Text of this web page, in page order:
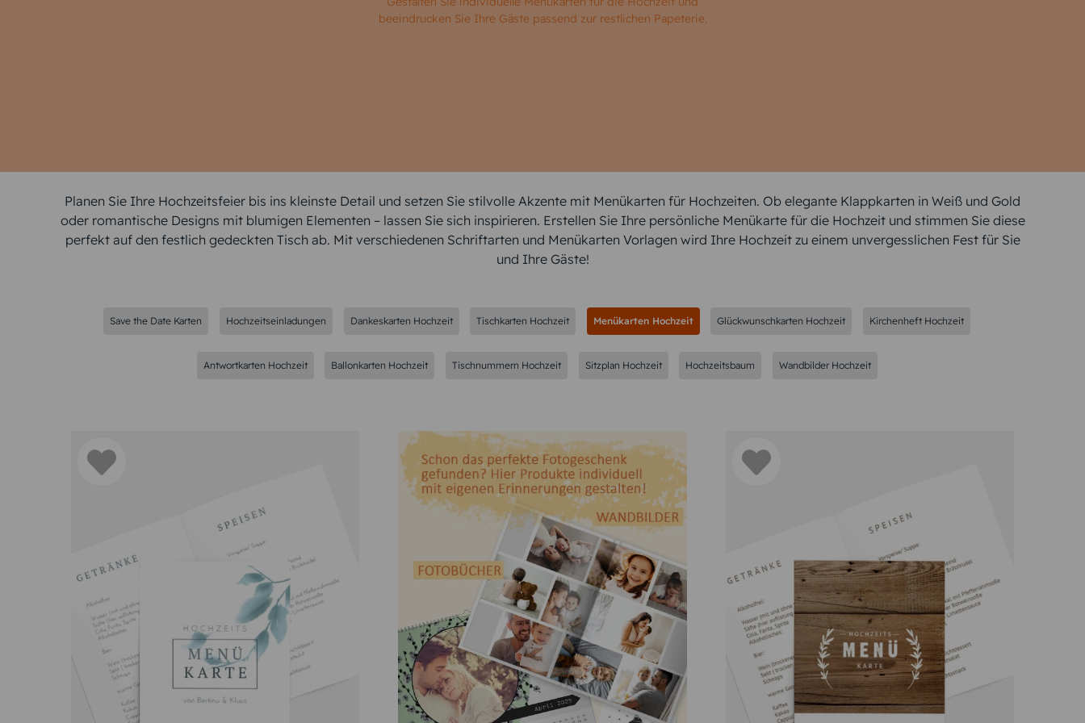
beeindrucken Sie Ihre Gäste passend zur restlichen Papeterie.
Planen Sie Ihre Hochzeitsfeier bis ins kleinste Detail und setzen Sie stilvolle Akzente mit Menükarten für Hochzeiten. Ob elegante Klappkarten in Weiß und Gold
oder romantische Designs mit blumigen Elementen – lassen Sie sich inspirieren. Erstellen Sie Ihre persönliche Menükarte für die Hochzeit und stimmen Sie diese
perfekt auf den festlich gedeckten Tisch ab. Mit verschiedenen Schriftarten und Menükarten Vorlagen wird Ihre Hochzeit zu einem unvergesslichen Fest für Sie
und Ihre Gäste!
Save the Date Karten Hochzeitseinladungen Dankeskarten Hochzeit Tischkarten Hochzeit Menükarten Hochzeit Glückwunschkarten Hochzeit Kirchenheft Hochzeit
Antwortkarten Hochzeit Ballonkarten Hochzeit Tischnummern Hochzeit Sitzplan Hochzeit Hochzeitsbaum Wandbilder Hochzeit